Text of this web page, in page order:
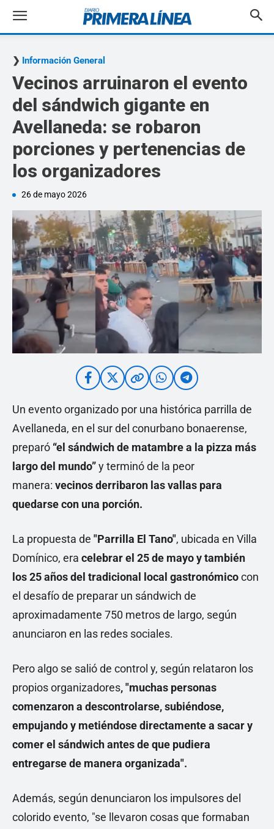
Información General
Vecinos arruinaron el evento
del sándwich gigante en
Avellaneda: se robaron
porciones y pertenencias de
los organizadores
26 de mayo 2026
Un evento organizado por una histórica parrilla de
Avellaneda, en el sur del conurbano bonaerense,
preparó “el sándwich de matambre a la pizza más
largo del mundo”y terminó de la peor
manera: vecinos derribaron las vallas para
quedarse con una porción.
La propuesta de "Parrilla El Tano", ubicada en Villa
Domínico, era celebrar el 25 de mayo y también
los 25 años del tradicional local gastronómicocon
el desafío de preparar un sándwich de
aproximadamente 750 metros de largo, según
anunciaron en las redes sociales.
Pero algo se salió de control y, según relataron los
propios organizadores, "muchas personas
comenzaron a descontrolarse, subiéndose,
empujando y metiéndose directamente a sacar y
comer el sándwich antes de que pudiera
entregarse de manera organizada".
Además, según denunciaron los impulsores del
colorido evento, "se llevaron cosas que formaban